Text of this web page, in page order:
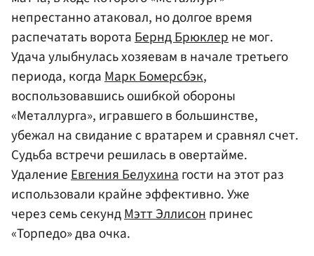
непрестанно атаковал, но долгое время
распечатать воротаБернд Брюклерне мог.
Удача улыбнулась хозяевам в начале третьего
периода, когдаМарк Бомерсбэк,
воспользовавшись ошибкой обороны
«Металлурга», игравшего в большинстве,
убежал на свидание с вратарем и сравнял счет.
Судьба встречи решилась в овертайме.
УдалениеЕвгения Белухинагости на этот раз
использовали крайне эффективно. Уже
через семь секундМэтт Эллисонпринес
«Торпедо» два очка.